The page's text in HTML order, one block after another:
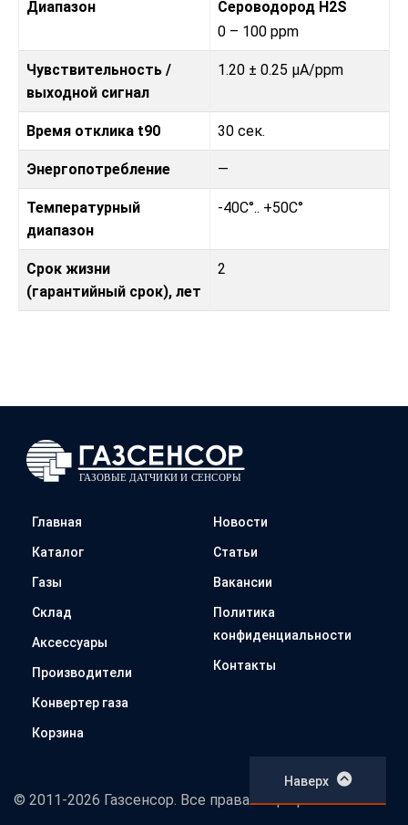
Диапазон
Сероводород H2S
0 – 100 ppm
Чувствительность /
выходной сигнал
1.20 ± 0.25 µA/ppm
Время отклика t90 30 сек.
Энергопотребление —
Температурный
диапазон
-40C°.. +50C°
Срок жизни
(гарантийный срок), лет
2
Главная
Каталог
Газы
Склад
Аксессуары
Производители
Конвертер газа
Корзина
Новости
Статьи
Вакансии
Политика
конфиденциальности
Контакты
© 2011-2026 Газсенсор. Все права защищены
Наверх